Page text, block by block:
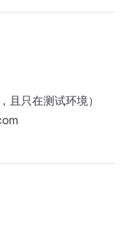
且只在测试环境）